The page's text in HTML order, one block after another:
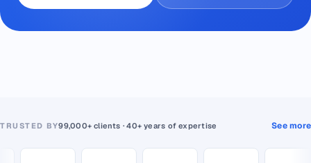
TRUSTED BY99,000+ clients · 40+ years of expertise See more